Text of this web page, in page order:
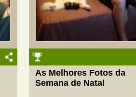
As Melhores Fotos da
Semana de Natal